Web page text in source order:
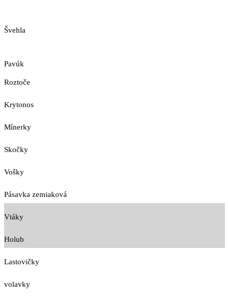
Švehla
Pavúk
Roztoče
Krytonos
Mínerky
Skočky
Vošky
Pásavka zemiaková
Vtáky
Holub
Lastovičky
volavky